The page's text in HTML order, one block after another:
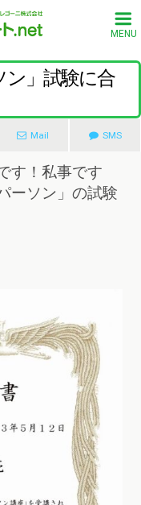
MENU
ン」試験に合
Mail SMS
す！私事です
ーソン」の試験